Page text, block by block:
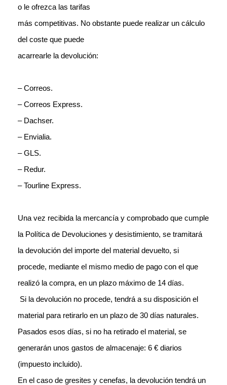
o le ofrezca las tarifas
más competitivas. No obstante puede realizar un cálculo
del coste que puede
acarrearle la devolución:
– Correos.
– Correos Express.
– Dachser.
– Envialia.
– GLS.
– Redur.
– Tourline Express.
Una vez recibida la mercancía y comprobado que cumple
la Política de Devoluciones y desistimiento, se tramitará
la devolución del importe del material devuelto, si
procede, mediante el mismo medio de pago con el que
realizó la compra, en un plazo máximo de 14 días.
Si la devolución no procede, tendrá a su disposición el
material para retirarlo en un plazo de 30 días naturales.
Pasados esos días, si no ha retirado el material, se
generarán unos gastos de almacenaje: 6 € diarios
(impuesto incluido).
En el caso de gresites y cenefas, la devolución tendrá un